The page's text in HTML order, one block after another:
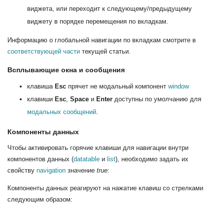
виджета, или переходит к следующему/предыдущему
виджету в порядке перемещения по вкладкам.
Информацию о глобальной навигации по вкладкам смотрите в
соответствующей части текущей статьи.
Всплывающие окна и сообщения
клавиша Esc прячет не модальный компонент window
клавиши Esc, Space и Enter доступны по умолчанию для
модальных сообщений.
Компоненты данных
Чтобы активировать горячие клавиши для навигации внутри
компонентов данных (datatable и list), необходимо задать их
свойству navigation значение true:
Компоненты данных реагируют на нажатие клавиш со стрелками
следующим образом: